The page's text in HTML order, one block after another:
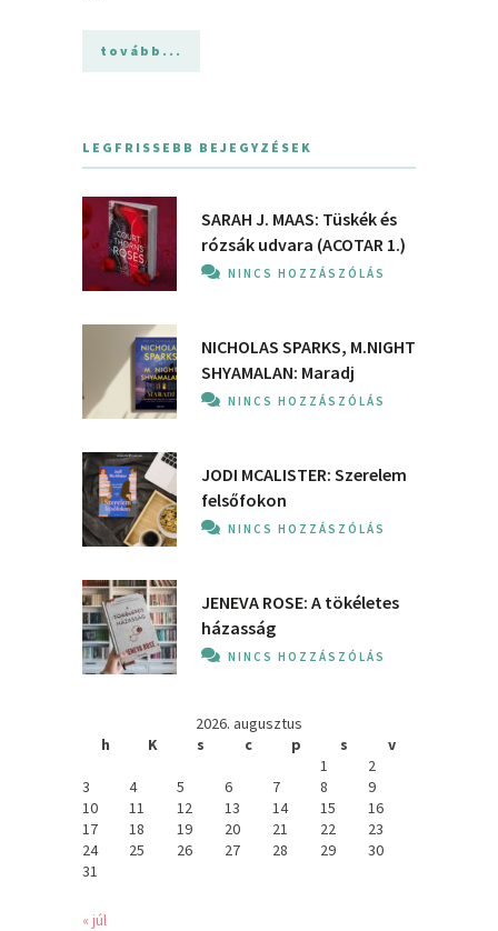
tovább...
LEGFRISSEBB BEJEGYZÉSEK
SARAH J. MAAS: Tüskék és
rózsák udvara (ACOTAR 1.)
NINCS HOZZÁSZÓLÁS
NICHOLAS SPARKS, M.NIGHT
SHYAMALAN: Maradj
NINCS HOZZÁSZÓLÁS
JODI MCALISTER: Szerelem
felsőfokon
NINCS HOZZÁSZÓLÁS
JENEVA ROSE: A ​tökéletes
házasság
NINCS HOZZÁSZÓLÁS
2026. augusztus
h
K s c p s
v
1
2
3
4 5 6 7 8
9
10
11 12 13 14 15
16
17
18 19 20 21 22
23
24
25 26 27 28 29
30
31
« júl